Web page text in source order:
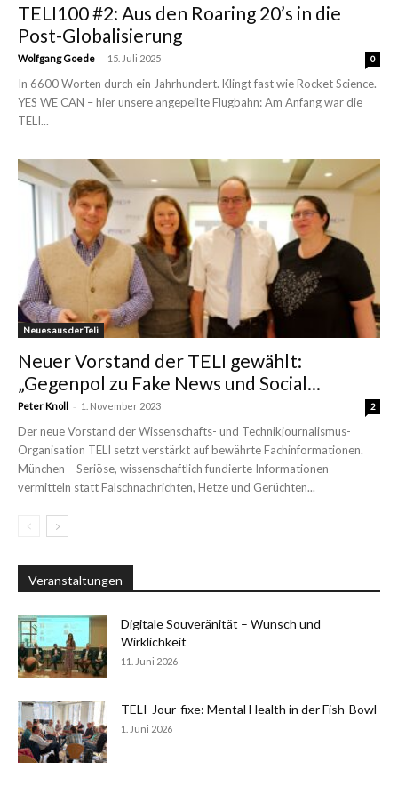
TELI100 #2: Aus den Roaring 20’s in die
Post-Globalisierung
Wolfgang Goede - 15. Juli 2025 0
In 6600 Worten durch ein Jahrhundert. Klingt fast wie Rocket Science.
YES WE CAN – hier unsere angepeilte Flugbahn: Am Anfang war die
TELI...
Neues aus der Teli
Neuer Vorstand der TELI gewählt:
„Gegenpol zu Fake News und Social...
Peter Knoll - 1. November 2023 2
Der neue Vorstand der Wissenschafts- und Technikjournalismus-
Organisation TELI setzt verstärkt auf bewährte Fachinformationen.
München – Seriöse, wissenschaftlich fundierte Informationen
vermitteln statt Falschnachrichten, Hetze und Gerüchten...
Veranstaltungen
Digitale Souveränität – Wunsch und
Wirklichkeit
11. Juni 2026
TELI-Jour-fixe: Mental Health in der Fish-Bowl
1. Juni 2026